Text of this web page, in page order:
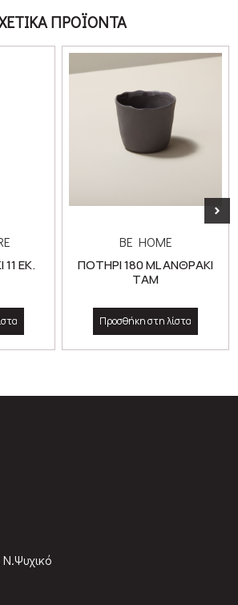
ΠΡΟΪΟΝΤΑ
ΕΚ.
BE HOME
ΠΟΤΗΡΙ 180 ML ΑΝΘΡΑΚΙ
TAM
Προσθήκη στη λίστα